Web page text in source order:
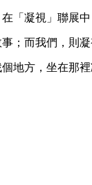
「凝視」聯展
；而我們，則
地方，坐在那